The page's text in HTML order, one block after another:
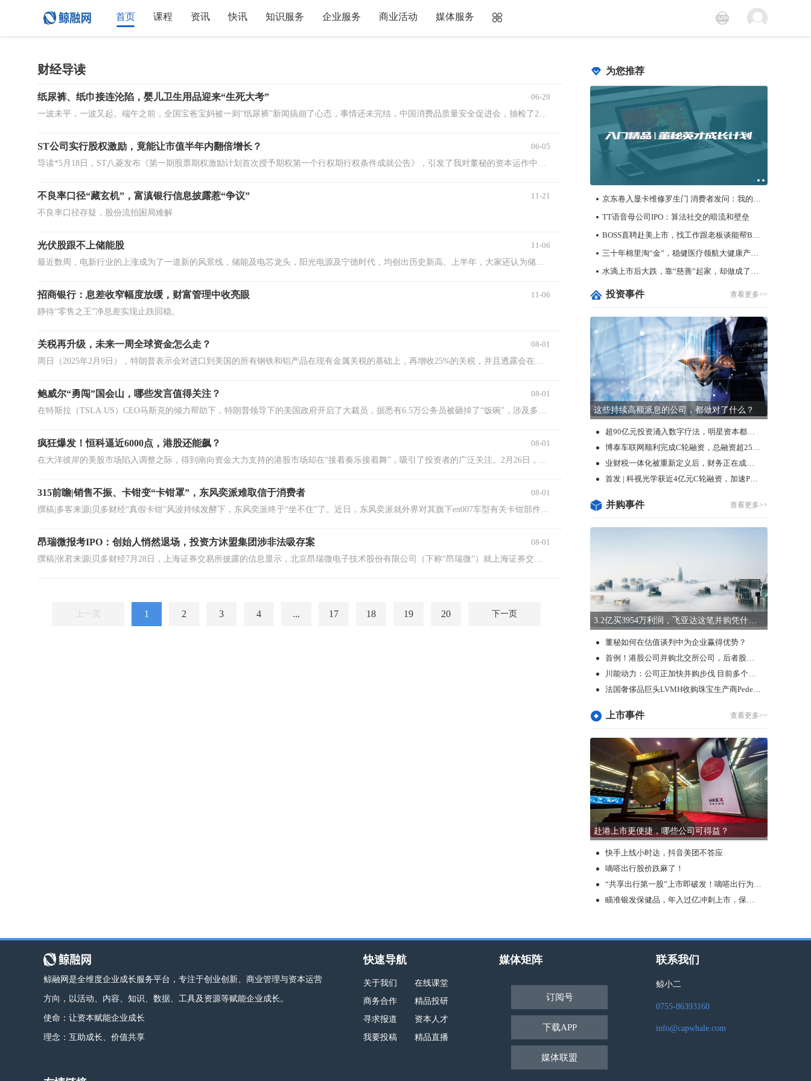
首页 课程 资讯 快讯 知识服务 企业服务 商业活动 媒体服务
财经导读
纸尿裤、纸巾接连沦陷，婴儿卫生用品迎来“生死大考”
06-29
一波未平，一波又起。端午之前，全国宝爸宝妈被一则“纸尿裤”新闻搞崩了心态，事情还未完结，中国消费品质量安全促进会，抽检了21款婴儿手口湿巾，结果20款检出重金属...
ST公司实行股权激励，竟能让市值半年内翻倍增长？
06-05
导读*5月18日，ST八菱发布《第一期股票期权激励计划首次授予期权第一个行权期行权条件成就公告》，引发了我对董秘的资本运作中股权激励价值的思考。一家曾经历风险、...
不良率口径“藏玄机”，富滇银行信息披露惹“争议”
11-21
不良率口径存疑，股份流拍困局难解
光伏股跟不上储能股
11-06
最近数周，电新行业的上涨成为了一道新的风景线，储能及电芯龙头，阳光电源及宁德时代，均创出历史新高。上半年，大家还认为储能跟光伏一样，在恶意内卷，光储作为储能最大的应用场景，不再要求光伏强制配储后，大家预测储能的刚性需求进一步下行，但Q3以来，储能电池竟然变成爆单，一芯难求，颠覆了很多人的认知。&nb
招商银行：息差收窄幅度放缓，财富管理中收亮眼
11-06
静待“零售之王”净息差实现止跌回稳。
关税再升级，未来一周全球资金怎么走？
08-01
周日（2025年2月9日），特朗普表示会对进口到美国的所有钢铁和铝产品在现有金属关税的基础上，再增收25%的关税，并且透露会在周一（2025年2月10日）公布新的金属关税政策。他还表示会在周二或周三公布可能立即生效的对等关税，适用于所有国家。
鲍威尔“勇闯”国会山，哪些发言值得关注？
08-01
在特斯拉（TSLA.US）CEO马斯克的倾力帮助下，特朗普领导下的美国政府开启了大裁员，据悉有6.5万公务员被砸掉了“饭碗”，涉及多个政府部门。然而，事情到此并未结束。在特朗普和马斯克的“枪口”之下，教育部、美联储等部门似乎也不再安全。
疯狂爆发！恒科逼近6000点，港股还能飙？
08-01
在大洋彼岸的美股市场陷入调整之际，得到南向资金大力支持的港股市场却在“接着奏乐接着舞”，吸引了投资者的广泛关注。2月26日，恒指大涨3.27%，恒生科技指数更是飙升4.47%，逼近6000点，并创下阶段性新高。
315前瞻|销售不振、卡钳变“卡钳罩”，东风奕派难取信于消费者
08-01
撰稿|多客来源|贝多财经“真假卡钳”风波持续发酵下，东风奕派终于“坐不住”了。近日，东风奕派就外界对其旗下eπ007车型有关卡钳部件的产品描述问题进行了详细说明...
昂瑞微报考IPO：创始人悄然退场，投资方沐盟集团涉非法吸存案
08-01
撰稿|张君来源|贝多财经7月28日，上海证券交易所披露的信息显示，北京昂瑞微电子技术股份有限公司（下称“昂瑞微”）就上海证券交易所出具的第一轮问询函进行了回复。...
上一页 1 2 3 4 ... 17 18 19 20 下一页
为您推荐
京东卷入显卡维修罗生门 消费者发问：我的显卡到底在哪？
TT语音母公司IPO：算法社交的暗流和壁垒
BOSS直聘赴美上市，找工作跟老板谈能帮BOSS直聘走多远？
三十年棉里淘“金”，稳健医疗领航大健康产业新格局
水滴上市后大跌，靠“慈善”起家，却做成了保险生意
投资事件 查看更多>>
这些持续高额派息的公司，都做对了什么？
超90亿元投资涌入数字疗法，明星资本都在怎么投？
博泰车联网顺利完成C轮融资，总融资超25亿元
业财税一体化被重新定义后，财务正在成为数字化的“超级入口”
首发 | 科视光学获近4亿元C轮融资，加速PCB、光伏及半导体领域光刻项目量产
并购事件 查看更多>>
3.2亿买3954万利润，飞亚达这笔并购凭什么让市场兴奋？
董秘如何在估值谈判中为企业赢得优势？
首例！港股公司并购北交所公司，后者股价大涨39%！
川能动力：公司正加快并购步伐 目前多个项目正在推进中
法国奢侈品巨头LVMH收购珠宝生产商Pedemonte
上市事件 查看更多>>
赴港上市更便捷，哪些公司可得益？
快手上线小时达，抖音美团不答应
嘀嗒出行股价跌麻了！
“共享出行第一股”上市即破发！嘀嗒出行为何不受宠？
瞄准银发保健品，年入过亿冲刺上市，保健品行业还有哪些新故事可讲？
鲸融网是全维度企业成长服务平台，专注于创业创新、商业管理与资本运营
方向，以活动、内容、知识、数据、工具及资源等赋能企业成长。
使命：让资本赋能企业成长
理念：互助成长、价值共享
快速导航
关于我们
商务合作
寻求报道
我要投稿
在线课堂
精品投研
资本人才
精品直播
媒体矩阵
订阅号
下载APP
媒体联盟
联系我们
鲸小二
0755-86393160
info@capwhale.com